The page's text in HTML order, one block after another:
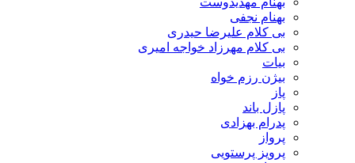
بهنام نجفی
بی کلام علیرضا حیدری
بی کلام مهرزاد خواجه امیری
بیات
بیژن رزم خواه
پاز
پازل باند
پدرام بهزادی
پرواز
پرویز پرستویی